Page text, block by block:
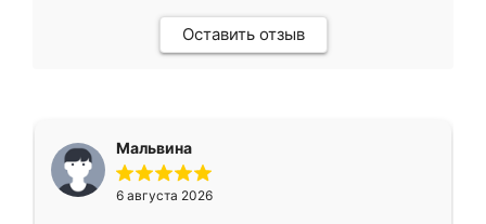
Оставить отзыв
Мальвина
6 августа 2026